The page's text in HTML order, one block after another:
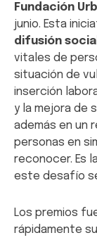
Fundación
junio. Esta
difusión
vitales de
situación de
inserción
y la mejora de
además en un
personas en
reconocer. Es
este desafío
Los premios
rápidamente